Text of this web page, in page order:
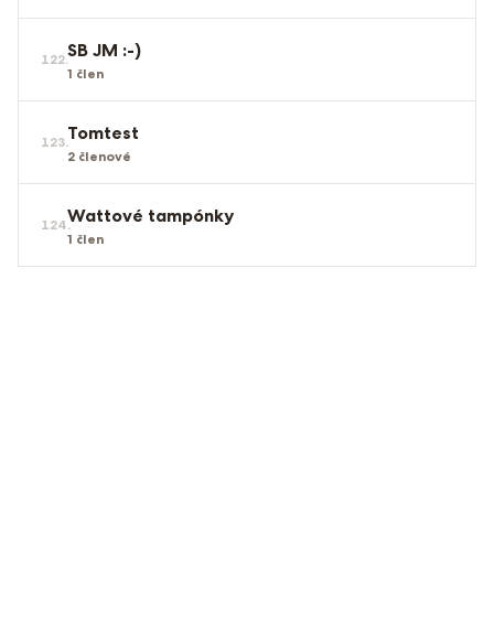
122.SB JM :-)
1 člen
123.Tomtest
2 členové
124.Wattové tampónky
1 člen